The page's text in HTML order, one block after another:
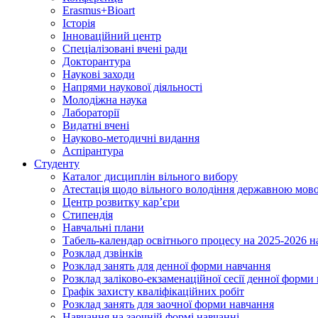
Erasmus+Bioart
Історія
Інноваційний центр
Спеціалізовані вчені ради
Докторантура
Наукові заходи
Напрями наукової діяльності
Молодіжна наука
Лабораторії
Видатні вчені
Науково-методичні видання
Аспірантура
Студенту
Каталог дисциплін вільного вибору
Атестація щодо вільного володіння державною
Центр розвитку кар’єри
Стипендія
Навчальні плани
Табель-календар освітнього процесу на 2025-2026
Розклад дзвінків
Розклад занять для денної форми навчання
Розклад заліково-екзаменаційної сесії денної
Графік захисту кваліфікаційних робіт
Розклад занять для заочної форми навчання